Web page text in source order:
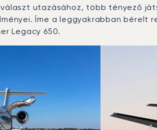
utazásához, több tényező
Íme a leggyakrabban bérelt
Legacy 650.